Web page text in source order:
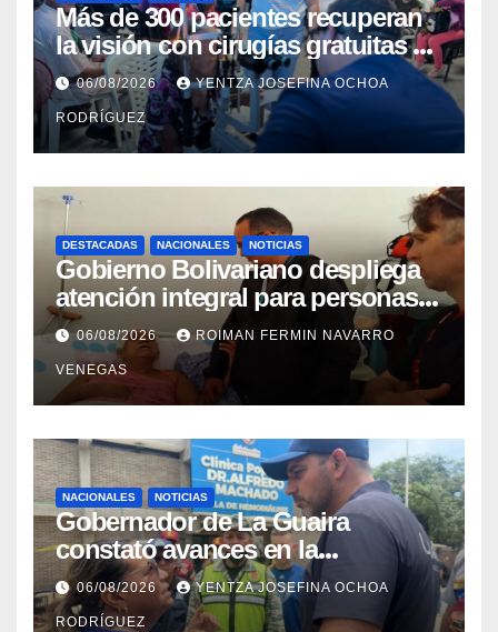
Más de 300 pacientes recuperan
la visión con cirugías gratuitas de
cataratas en Zulia
06/08/2026 YENTZA JOSEFINA OCHOA
RODRÍGUEZ
DESTACADAS NACIONALES NOTICIAS
Gobierno Bolivariano despliega
atención integral para personas
con discapacidad en
campamentos de La Guaira
06/08/2026 ROIMAN FERMIN NAVARRO
VENEGAS
NACIONALES NOTICIAS
Gobernador de La Guaira
constató avances en la
rehabilitación del Hospitalito de
Catia la Mar
06/08/2026 YENTZA JOSEFINA OCHOA
RODRÍGUEZ